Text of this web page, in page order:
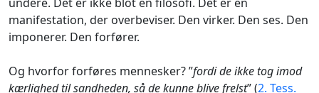
manifestation, der overbeviser. Den virker. Den ses. Den
imponerer. Den forfører.
Og hvorfor forføres mennesker? ”fordi de ikke tog imod
kærlighed til sandheden, så de kunne blive frelst” (2. Tess.